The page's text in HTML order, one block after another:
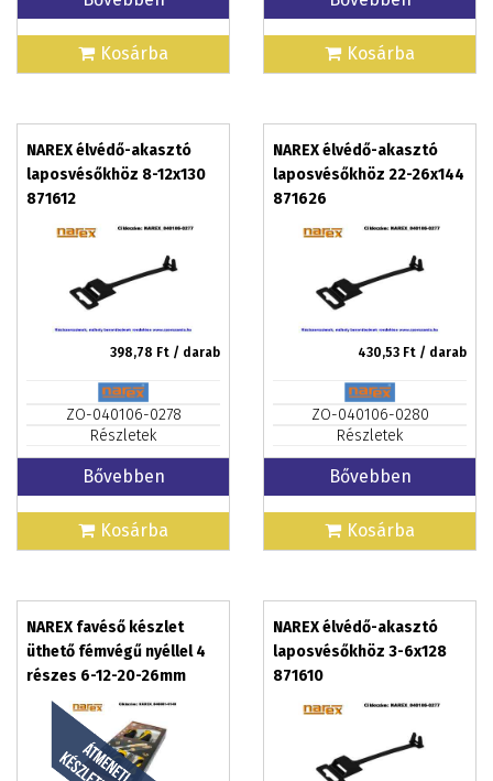
Kosárba Kosárba
NAREX élvédő-akasztó
laposvésőkhöz 8-12x130
871612
398,78 Ft / darab
ZO-040106-0278
Részletek
Bővebben
Kosárba
NAREX élvédő-akasztó
laposvésőkhöz 22-26x144
871626
430,53 Ft / darab
ZO-040106-0280
Részletek
Bővebben
Kosárba
NAREX favéső készlet
üthető fémvégű nyéllel 4
részes 6-12-20-26mm
860600
NAREX élvédő-akasztó
laposvésőkhöz 3-6x128
871610